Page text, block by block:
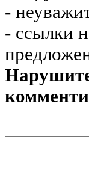
-
- ссылки